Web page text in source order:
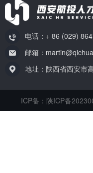
电话：+ 86 (029)
邮箱：
地址：陕西省西安市
ICP备：陕ICP备